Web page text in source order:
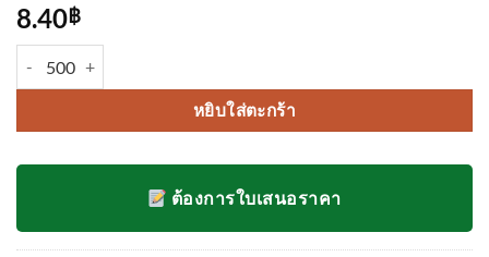
ให้
คะแนน
4.25จาก
5 คะแนน
เต็มบน
4
ของ
8.40฿
หยิบใส่ตะกร้า
ต้องการใบเสนอราคา